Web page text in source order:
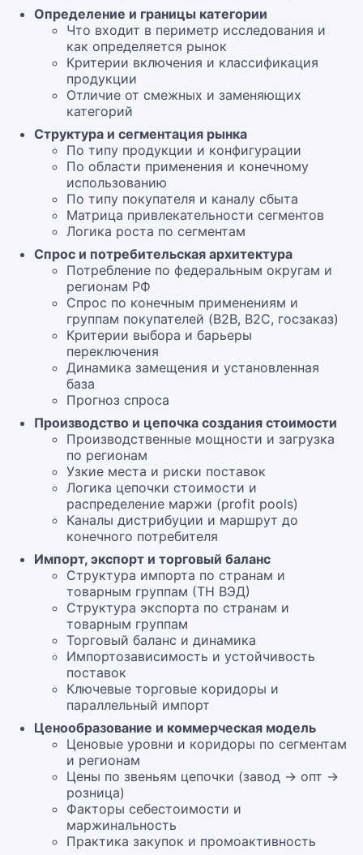
Определение и границы категории
Что входит в периметр исследования и
как определяется рынок
Критерии включения и классификация
продукции
Отличие от смежных и заменяющих
категорий
Структура и сегментация рынка
По типу продукции и конфигурации
По области применения и конечному
использованию
По типу покупателя и каналу сбыта
Матрица привлекательности сегментов
Логика роста по сегментам
Спрос и потребительская архитектура
Потребление по федеральным округам и
регионам РФ
Спрос по конечным применениям и
группам покупателей (B2B, B2C, госзаказ)
Критерии выбора и барьеры
переключения
Динамика замещения и установленная
база
Прогноз спроса
Производство и цепочка создания стоимости
Производственные мощности и загрузка
по регионам
Узкие места и риски поставок
Логика цепочки стоимости и
распределение маржи (profit pools)
Каналы дистрибуции и маршрут до
конечного потребителя
Импорт, экспорт и торговый баланс
Структура импорта по странам и
товарным группам (ТН ВЭД)
Структура экспорта по странам и
товарным группам
Торговый баланс и динамика
Импортозависимость и устойчивость
поставок
Ключевые торговые коридоры и
параллельный импорт
Ценообразование и коммерческая модель
Ценовые уровни и коридоры по сегментам
и регионам
Цены по звеньям цепочки (завод → опт →
розница)
Факторы себестоимости и
маржинальность
Практика закупок и промоактивность